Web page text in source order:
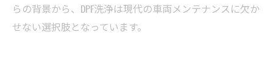
らの背景から、DPF洗浄は現代の車両メンテナンスに欠か
せない選択肢となっています。